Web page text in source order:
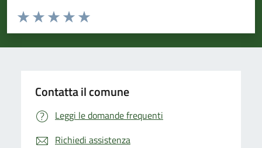
Valuta da 1 a 5 stelle la pagina
Valuta 5 stelle su 5
Valuta 4 stelle su 5
Valuta 3 stelle su 5
Valuta 2 stelle su 5
Valuta 1 stelle su 5
Contatta il comune
Leggi le domande frequenti
Richiedi assistenza